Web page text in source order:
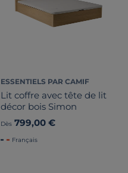
ESSENTIELS PAR CAMIF
Lit coffre avec tête de lit
décor bois Simon
Dès 799,00 €
Français